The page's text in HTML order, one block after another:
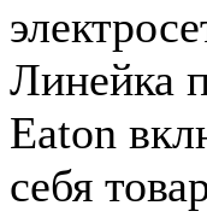
Линейка
Eaton
себя